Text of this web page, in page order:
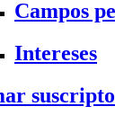
Campos
Intereses